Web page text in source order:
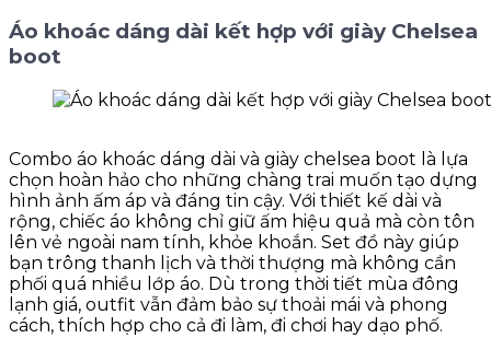
Áo khoác dáng dài kết hợp với giày Chelsea
boot
Combo áo khoác dáng dài và giày chelsea boot là lựa
chọn hoàn hảo cho những chàng trai muốn tạo dựng
hình ảnh ấm áp và đáng tin cậy. Với thiết kế dài và
rộng, chiếc áo không chỉ giữ ấm hiệu quả mà còn tôn
lên vẻ ngoài nam tính, khỏe khoắn. Set đồ này giúp
bạn trông thanh lịch và thời thượng mà không cần
phối quá nhiều lớp áo. Dù trong thời tiết mùa đông
lạnh giá, outfit vẫn đảm bảo sự thoải mái và phong
cách, thích hợp cho cả đi làm, đi chơi hay dạo phố.